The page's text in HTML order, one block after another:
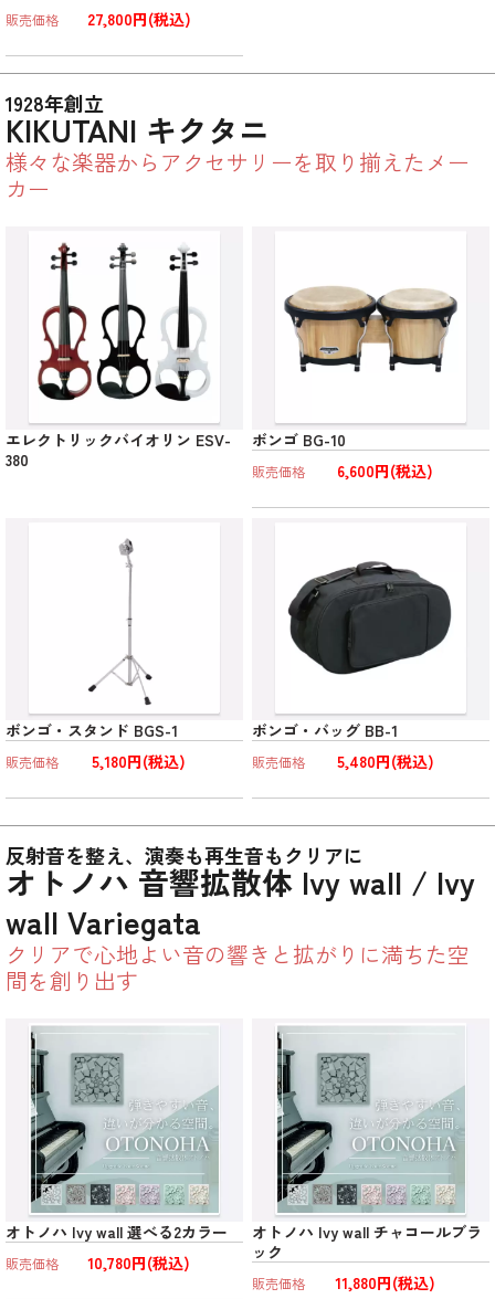
販売価格 27,800円(税込)
1928年創立
KIKUTANI キクタニ
様々な楽器からアクセサリーを取り揃えたメー
カー
エレクトリックバイオリン ESV-
380
ボンゴ BG-10
販売価格 6,600円(税込)
ボンゴ・スタンド BGS-1
販売価格 5,180円(税込)
ボンゴ・バッグ BB-1
販売価格 5,480円(税込)
反射音を整え、演奏も再生音もクリアに
オトノハ 音響拡散体 Ivy wall / Ivy
wall Variegata
クリアで心地よい音の響きと拡がりに満ちた空
間を創り出す
オトノハ Ivy wall 選べる2カラー
販売価格 10,780円(税込)
オトノハ Ivy wall チャコールブラ
ック
販売価格 11,880円(税込)